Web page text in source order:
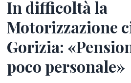
In difficoltà la
Motorizzazione
Gorizia:
poco personale»